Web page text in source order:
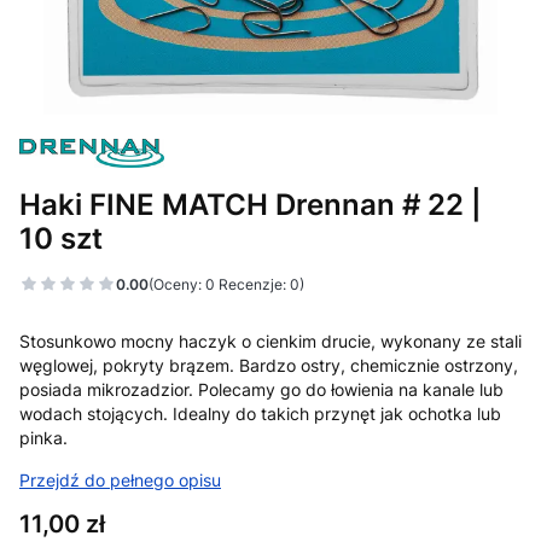
Haki FINE MATCH Drennan # 22 |
10 szt
0.00(Oceny: 0 Recenzje: 0)
Stosunkowo mocny haczyk o cienkim drucie, wykonany ze stali
węglowej, pokryty brązem. Bardzo ostry, chemicznie ostrzony,
posiada mikrozadzior. Polecamy go do łowienia na kanale lub
wodach stojących. Idealny do takich przynęt jak ochotka lub
pinka.
Przejdź do pełnego opisu
Cena
11,00 zł